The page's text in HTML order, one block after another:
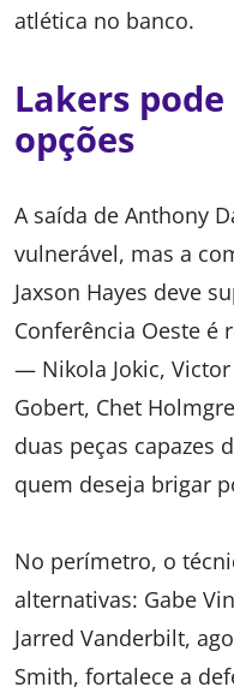
atlética no banco.
Lakers
opções
A saída de Anthony
vulnerável, mas a
Jaxson Hayes deve
Conferência Oeste é
— Nikola Jokic,
Gobert, Chet
duas peças capazes
quem deseja brigar
No perímetro, o
alternativas: Gabe
Jarred Vanderbilt,
Smith, fortalece a